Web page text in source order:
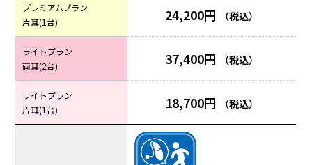
プレミアムプラン
片耳(1台)
24,200円 （税込）
ライトプラン
両耳(2台)
37,400円 （税込）
ライトプラン
片耳(1台)
18,700円 （税込）